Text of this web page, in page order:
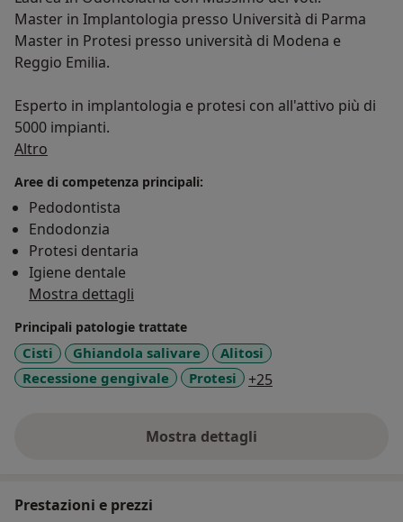
Master in Implantologia presso Università di Parma
Master in Protesi presso università di Modena e
Reggio Emilia.
Esperto in implantologia e protesi con all'attivo più di
5000 impianti.
Altro
Aree di competenza principali:
Pedodontista
Endodonzia
Protesi dentaria
Igiene dentale
Mostra dettagli
Principali patologie trattate
Cisti Ghiandola salivare
Alitosi
Recessione gengivale
Protesi +25
Mostra dettagli
sull'esperienza
Prestazioni e prezzi